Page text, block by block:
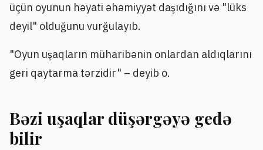
üçün oyunun həyati əhəmiyyət daşıdığını və "lüks
deyil" olduğunu vurğulayıb.
"Oyun uşaqların müharibənin onlardan aldıqlarını
geri qaytarma tərzidir" – deyib o.
Bəzi uşaqlar düşərgəyə gedə
bilir